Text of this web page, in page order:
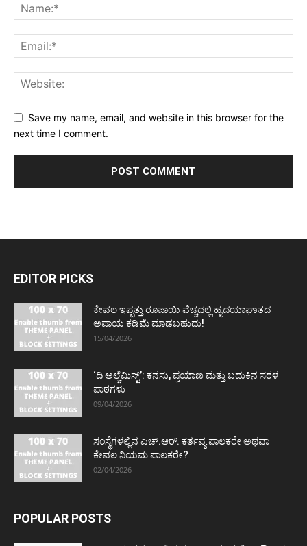
Save my name, email, and website in this browser for the
next time I comment.
EDITOR PICKS
ಕೇವಲ ಇಪ್ಪತ್ತು ರೂಪಾಯಿ ವೆಚ್ಚದಲ್ಲಿ ಹೃದಯಾಘಾತದ
ಅಪಾಯ ಕಡಿಮೆ ಮಾಡಬಹುದು!
15/04/2026
‘ದಿ ಅಲ್ಚೆಮಿಸ್ಟ್’: ಕನಸು, ಪ್ರಯಾಣ ಮತ್ತು ಬದುಕಿನ ಸರಳ
ಪಾಠಗಳು
09/04/2026
ಸಂಸ್ಥೆಗಳಲ್ಲಿನ ಎಚ್.ಆರ್. ಕರ್ತವ್ಯ ಪಾಲಕರೇ ಅಥವಾ
ಕೇವಲ ನಿಯಮ ಪಾಲಕರೇ?
02/04/2026
POPULAR POSTS